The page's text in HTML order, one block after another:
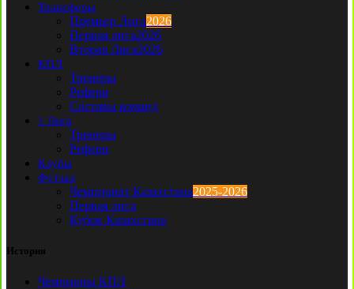
Трансферы
Премьер Лига2026
Первая лига2026
Вторая Лига2026
КПЛ
Тренеры
Рефери
Составы команд
1 Лига
Тренеры
Рефери
Клубы
Футзал
Чемпионат Казахстана2025-2026
Первая лига
Кубок Казахстана
История
Чемпионы КПЛ